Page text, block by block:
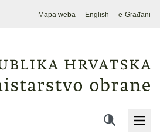
Mapa weba English e-Građani